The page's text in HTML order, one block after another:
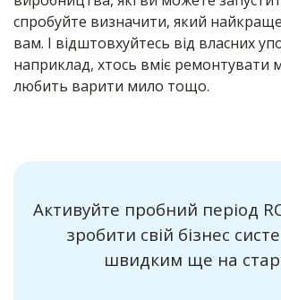
спробуйте визначити, який
вам. І відштовхуйтесь від власних
наприклад, хтось вміє ремонтувати
любить варити мило тощо.
Активуйте пробний період
зробити свій бізнес
швидким ще на